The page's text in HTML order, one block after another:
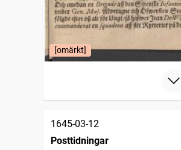
[omärkt]
1645-03-12
Posttidningar